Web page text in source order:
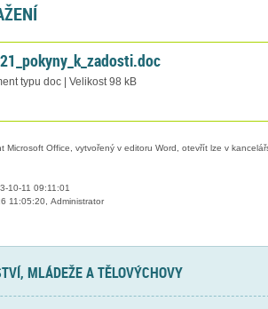
typu doc | Velikost 98 kB
Microsoft Office, vytvořený v editoru Word, otevřít lze v
10-11 09:11:01
11:05:20, Administrator
MLÁDEŽE A TĚLOVÝCHOVY